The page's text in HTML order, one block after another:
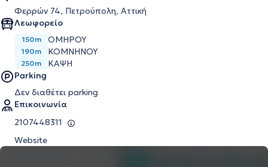
Φερρών 74, Πετρούπολη, Αττική
Λεωφορείο
150m ΟΜΗΡΟΥ
190m ΚΟΜΝΗΝΟΥ
250m
ΚΑΨΗ
Parking
Δεν διαθέτει parking
Επικοινωνία
2107448311
Website